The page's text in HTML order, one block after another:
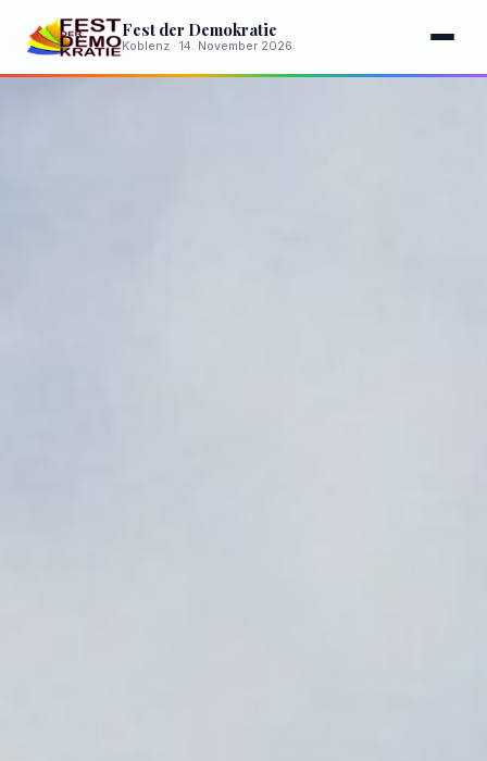
Fest der Demokratie
Koblenz · 14. November 2026